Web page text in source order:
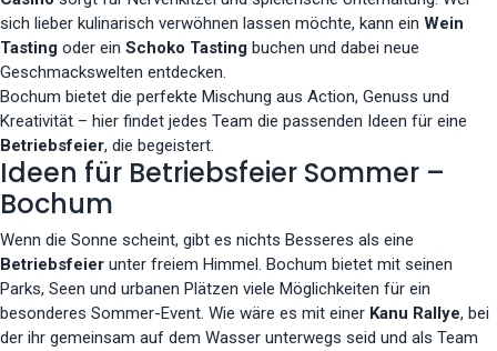
sich lieber kulinarisch verwöhnen lassen möchte, kann ein Wein
Tasting oder ein Schoko Tasting buchen und dabei neue
Geschmackswelten entdecken.
Bochum bietet die perfekte Mischung aus Action, Genuss und
Kreativität – hier findet jedes Team die passenden Ideen für eine
Betriebsfeier, die begeistert.
Ideen für Betriebsfeier Sommer –
Bochum
Wenn die Sonne scheint, gibt es nichts Besseres als eine
Betriebsfeier unter freiem Himmel. Bochum bietet mit seinen
Parks, Seen und urbanen Plätzen viele Möglichkeiten für ein
besonderes Sommer-Event. Wie wäre es mit einer Kanu Rallye, bei
der ihr gemeinsam auf dem Wasser unterwegs seid und als Team